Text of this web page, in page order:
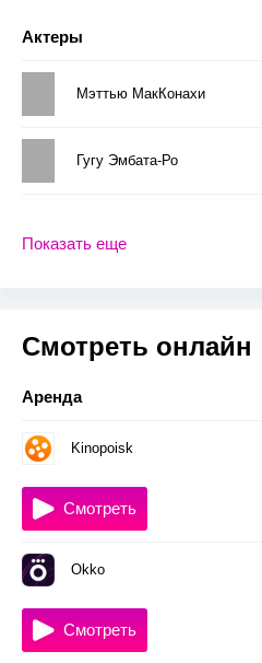
Актеры
Мэттью МакКонахи
Гугу Эмбата-Ро
Показать еще
Смотреть онлайн
Аренда
Kinopoisk
Смотреть
Okko
Смотреть